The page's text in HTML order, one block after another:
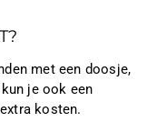
met een doosje,
je ook een
kosten.